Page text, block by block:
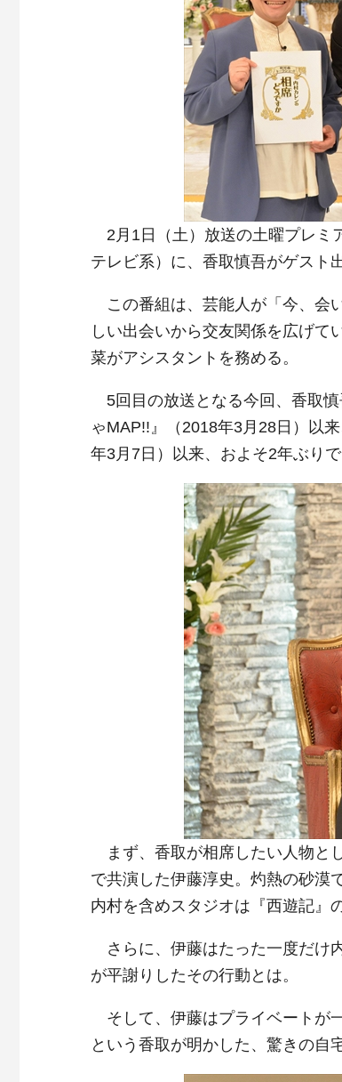
2月1日（土）放送の土曜プレミ
テレビ系）に、香取慎吾がゲスト
この番組は、芸能人が「今、会
しい出会いから交友関係を広げて
菜がアシスタントを務める。
5回目の放送となる今回、香取
ゃMAP!!』（2018年3月28日）以
年3月7日）以来、およそ2年ぶり
まず、香取が相席したい人物と
で共演した伊藤淳史。灼熱の砂漠
内村を含めスタジオは『西遊記』
さらに、伊藤はたった一度だけ
が平謝りしたその行動とは。
そして、伊藤はプライベートが
という香取が明かした、驚きの自